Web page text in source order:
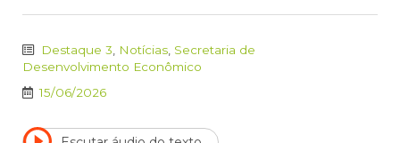
Destaque 3 Notícias Secretaria de
Desenvolvimento Econômico
15/06/2026